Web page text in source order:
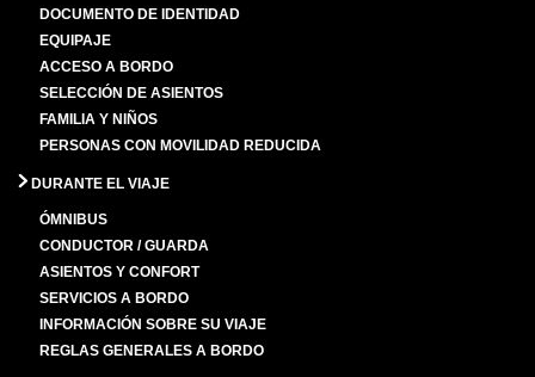
DOCUMENTO DE IDENTIDAD
EQUIPAJE
ACCESO A BORDO
SELECCIÓN DE ASIENTOS
FAMILIA Y NIÑOS
PERSONAS CON MOVILIDAD REDUCIDA
DURANTE EL VIAJE
ÓMNIBUS
CONDUCTOR / GUARDA
ASIENTOS Y CONFORT
SERVICIOS A BORDO
INFORMACIÓN SOBRE SU VIAJE
REGLAS GENERALES A BORDO